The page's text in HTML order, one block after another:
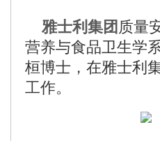
雅士利集团 质量
营养与食品卫生学
桓博士，在雅士利
工作。